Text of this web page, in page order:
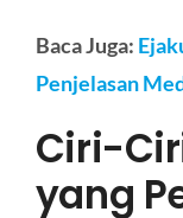
Baca Juga:
Penjelasan
Ciri-
yang